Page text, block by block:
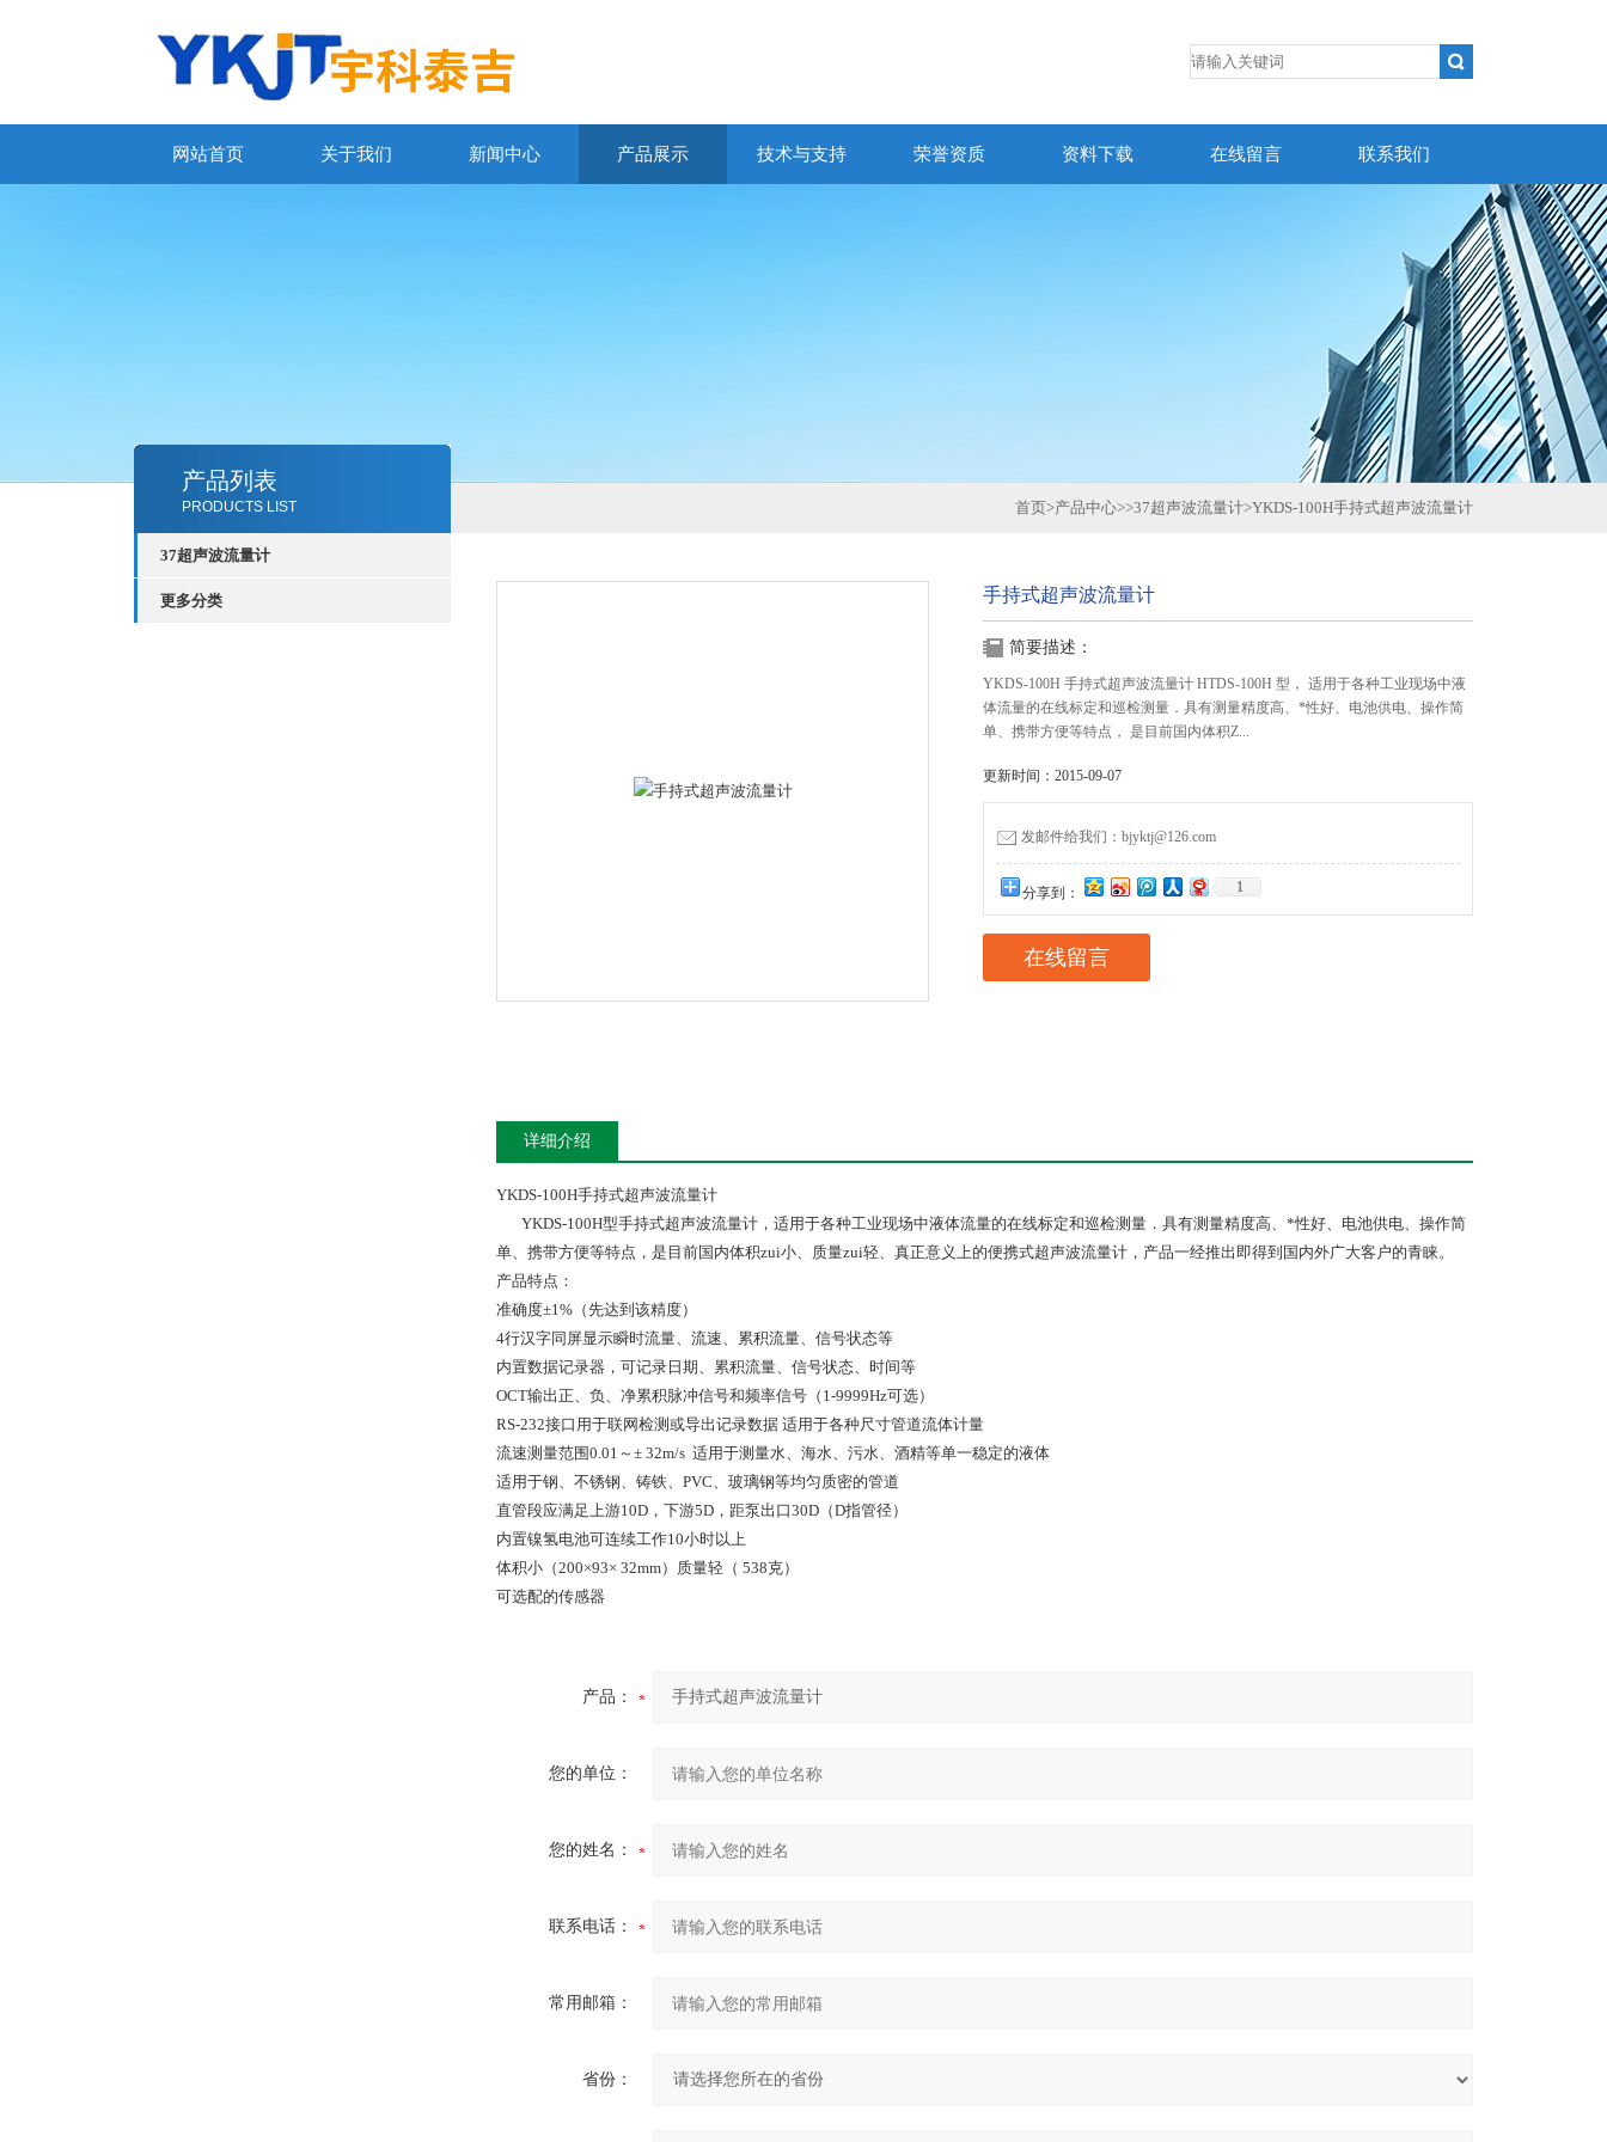
网站首页 关于我们 新闻中心 产品展示 技术与支持 荣誉资质 资料下载 在线留言 联系我们
产品列表
PRODUCTS LIST
37超声波流量计
更多分类
首页>产品中心>>37超声波流量计>YKDS-100H手持式超声波流量计
手持式超声波流量计
简要描述：
YKDS-100H 手持式超声波流量计 HTDS-100H 型， 适用于各种工业现场中液
体流量的在线标定和巡检测量．具有测量精度高、*性好、电池供电、操作简
单、携带方便等特点， 是目前国内体积Z...
更新时间：2015-09-07
发邮件给我们：bjyktj@126.com
分享到： 1
在线留言
详细介绍
YKDS-100H手持式超声波流量计
YKDS-100H型手持式超声波流量计，适用于各种工业现场中液体流量的在线标定和巡检测量．具有测量精度高、*性好、电池供电、操作简
单、携带方便等特点，是目前国内体积zui小、质量zui轻、真正意义上的便携式超声波流量计，产品一经推出即得到国内外广大客户的青睐。
产品特点：
准确度±1%（先达到该精度）
4行汉字同屏显示瞬时流量、流速、累积流量、信号状态等
内置数据记录器，可记录日期、累积流量、信号状态、时间等
OCT输出正、负、净累积脉冲信号和频率信号（1-9999Hz可选）
RS-232接口用于联网检测或导出记录数据 适用于各种尺寸管道流体计量
流速测量范围0.01～± 32m/s 适用于测量水、海水、污水、酒精等单一稳定的液体
适用于钢、不锈钢、铸铁、PVC、玻璃钢等均匀质密的管道
直管段应满足上游10D，下游5D，距泵出口30D（D指管径）
内置镍氢电池可连续工作10小时以上
体积小（200×93× 32mm）质量轻（ 538克）
可选配的传感器
产品：
您的单位：
您的姓名：
联系电话：
常用邮箱：
省份：